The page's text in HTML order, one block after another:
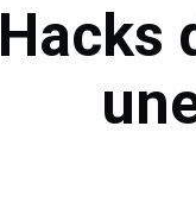
Hacks